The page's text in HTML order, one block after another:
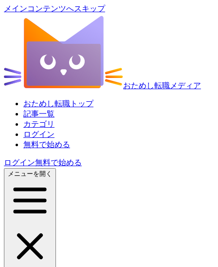
メインコンテンツへスキップ
おためし転職メディア
おためし転職トップ
記事一覧
カテゴリ
ログイン
無料で始める
ログイン無料で始める
メニューを開く